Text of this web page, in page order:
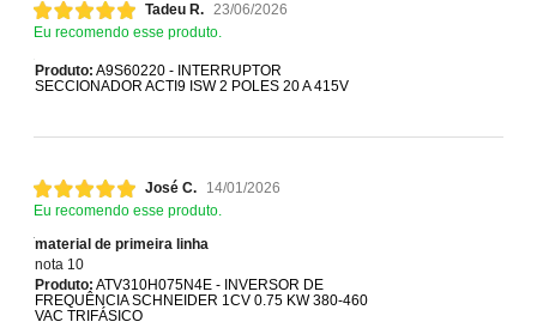
Tadeu R. 23/06/2026
Eu recomendo esse produto.
Produto: A9S60220 - INTERRUPTOR
SECCIONADOR ACTI9 ISW 2 POLES 20 A 415V
José C.
14/01/2026
Eu recomendo esse produto.
material de primeira linha
nota 10
Produto: ATV310H075N4E - INVERSOR DE
FREQUÊNCIA SCHNEIDER 1CV 0.75 KW 380-460
VAC TRIFÁSICO